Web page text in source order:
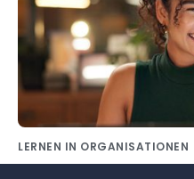
LERNEN IN ORGANISATIONEN